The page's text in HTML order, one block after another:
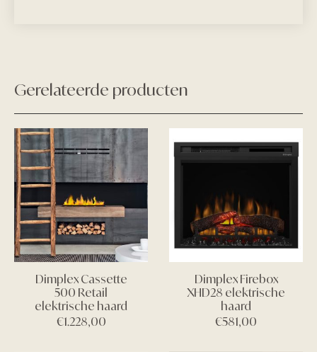
Gerelateerde producten
Dimplex Cassette
500 Retail
elektrische haard
€1.228,00
Dimplex Firebox
XHD28 elektrische
haard
€581,00